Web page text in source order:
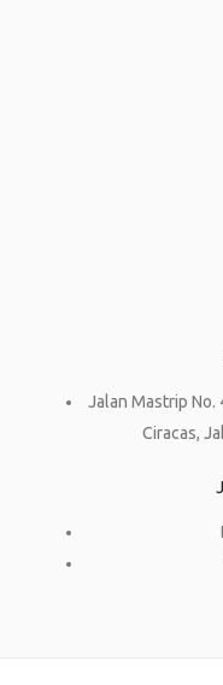
Jalan Mastrip No.
Ciracas,